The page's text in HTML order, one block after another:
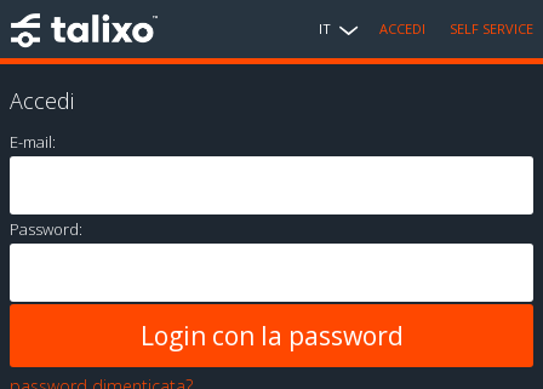
IT ACCEDI SELF SERVICE
Accedi
E-mail:
Password: